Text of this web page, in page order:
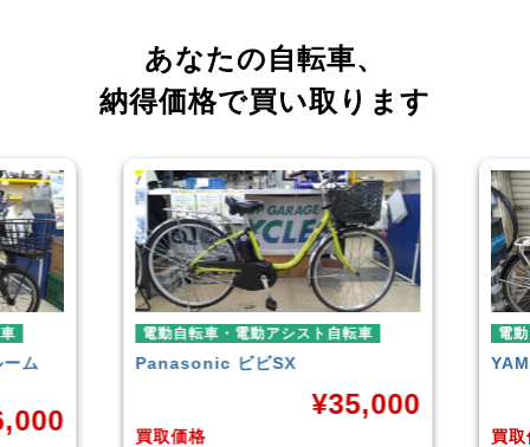
あなたの自転車、
納得価格で買い取ります
電動自転車・電動アシスト自転車
PanasonicビビSX
買取価格
35,000
電動自転
YAMAHA
買取価格